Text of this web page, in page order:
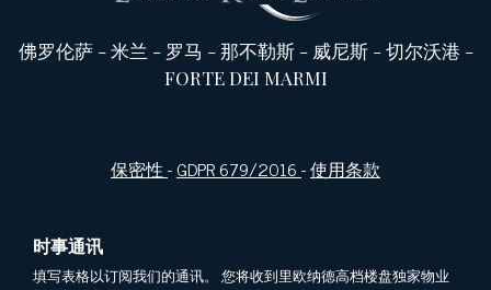
佛罗伦萨-米兰 - 罗马 -那不勒斯- 威尼斯-切尔沃港 -
FORTE DEI MARMI
保密性-GDPR 679/2016-使用条款
时事通讯
填写表格以订阅我们的通讯。 您将收到里欧纳德高档楼盘独家物业